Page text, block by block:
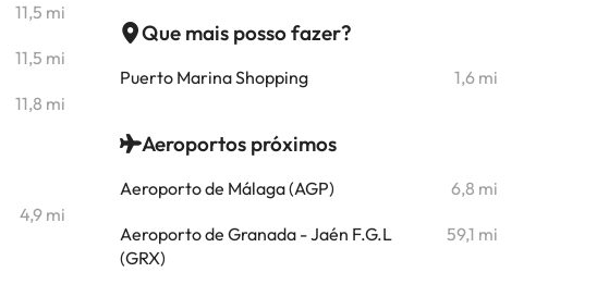
11,5 mi
11,5 mi
11,8 mi
4,9 mi
Que mais posso fazer?
Puerto Marina Shopping 1,6 mi
Aeroportos próximos
Aeroporto de Málaga (AGP) 6,8 mi
Aeroporto de Granada - Jaén F.G.L
(GRX)
59,1 mi